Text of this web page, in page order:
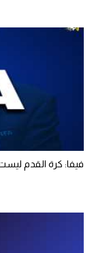
فيفا: كرة القدم ليست